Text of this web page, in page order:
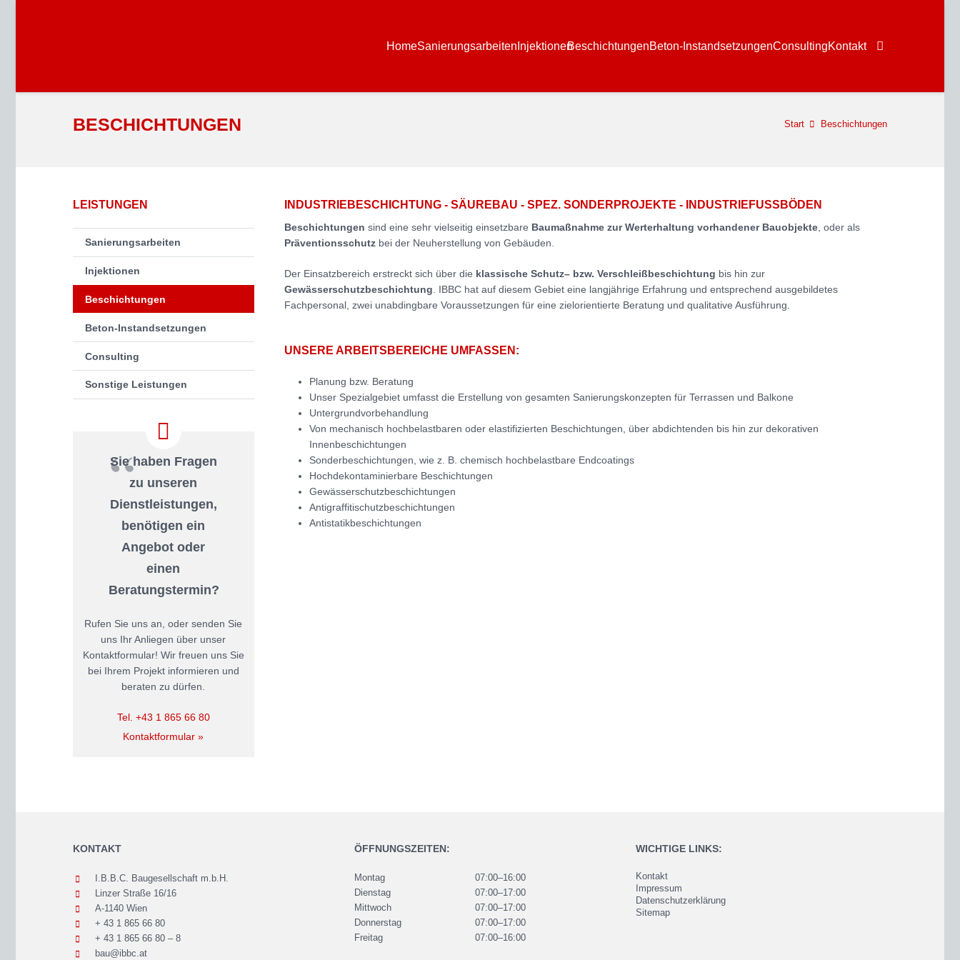
HomeSanierungsarbeiten InjektionenBeschichtungenBeton-InstandsetzungenConsultingKontakt
BESCHICHTUNGEN Start Beschichtungen
LEISTUNGEN
Sanierungsarbeiten
Injektionen
Beschichtungen
Beton-Instandsetzungen
Consulting
Sonstige Leistungen
Sie haben Fragen
zu unseren
Dienstleistungen,
benötigen ein
Angebot oder
einen
Beratungstermin?
Rufen Sie uns an, oder senden Sie
uns Ihr Anliegen über unser
Kontaktformular! Wir freuen uns Sie
bei Ihrem Projekt informieren und
beraten zu dürfen.
Tel. +43 1 865 66 80
Kontaktformular »
INDUSTRIEBESCHICHTUNG - SÄUREBAU - SPEZ. SONDERPROJEKTE - INDUSTRIEFUSSBÖDEN
Beschichtungen sind eine sehr vielseitig einsetzbare Baumaßnahme zur Werterhaltung vorhandener Bauobjekte, oder als
Präventionsschutzbei der Neuherstellung von Gebäuden.
Der Einsatzbereich erstreckt sich über die klassische Schutz– bzw. Verschleißbeschichtung bis hin zur
Gewässerschutzbeschichtung . IBBC hat auf diesem Gebiet eine langjährige Erfahrung und entsprechend ausgebildetes
Fachpersonal, zwei unabdingbare Voraussetzungen für eine zielorientierte Beratung und qualitative Ausführung.
UNSERE ARBEITSBEREICHE UMFASSEN:
Planung bzw. Beratung
Unser Spezialgebiet umfasst die Erstellung von gesamten Sanierungs­konzepten für Terrassen und Balkone
Untergrundvorbehandlung
Von mechanisch hochbelastbaren oder elastifizierten Beschichtungen, über abdichtenden bis hin zur dekorativen
Innenbeschichtungen
Sonderbeschichtungen, wie z. B. chemisch hochbelastbare End­coatings
Hochdekontaminierbare Beschichtungen
Gewässerschutzbeschichtungen
Antigraffitischutzbeschichtungen
Antistatikbeschichtungen
KONTAKT
I.B.B.C. Baugesellschaft m.b.H.
Linzer Straße 16/16
A-1140 Wien
+ 43 1 865 66 80
+ 43 1 865 66 80 – 8
bau@ibbc.at
ÖFFNUNGSZEITEN:
Montag
07:00–16:00
Dienstag
07:00–17:00
Mittwoch
07:00–17:00
Donnerstag
07:00–17:00
Freitag
07:00–16:00
WICHTIGE LINKS:
Kontakt
Impressum
Datenschutzerklärung
Sitemap